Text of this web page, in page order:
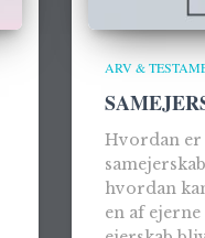
ARV &
Hvordan
hvordan
en af